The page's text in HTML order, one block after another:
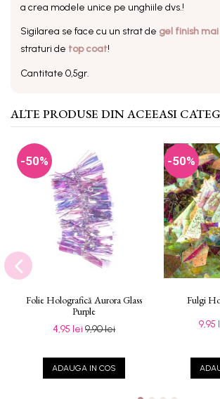
a crea modele unice pe unghiile dvs.!
Sigilarea se face cu un strat de gel finish
straturi de top coat!
Cantitate 0,5gr.
ALTE PRODUSE DIN ACEEASI
-50%
Folie Holografică Aurora Glass
Purple
4,95 lei9,90 lei
ADAUGA IN COS
-50%
Fulgi